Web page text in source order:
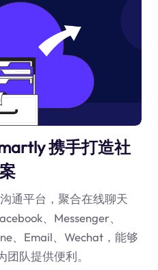
携手打造社
通平台，聚合在线聊天
、Messenger、
、Email、Wechat，能够
队提供便利。